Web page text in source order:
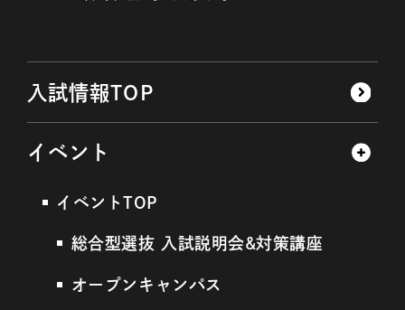
入試情報TOP
イベント
イベントTOP
総合型選抜 入試説明会&対策講座
オープンキャンパス